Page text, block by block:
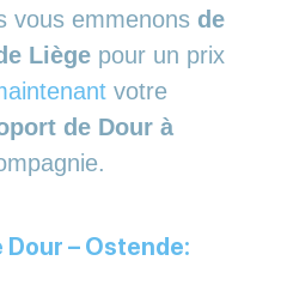
vous emmenons de
Liège pour un prix
votre
de Dour à
– Ostende: